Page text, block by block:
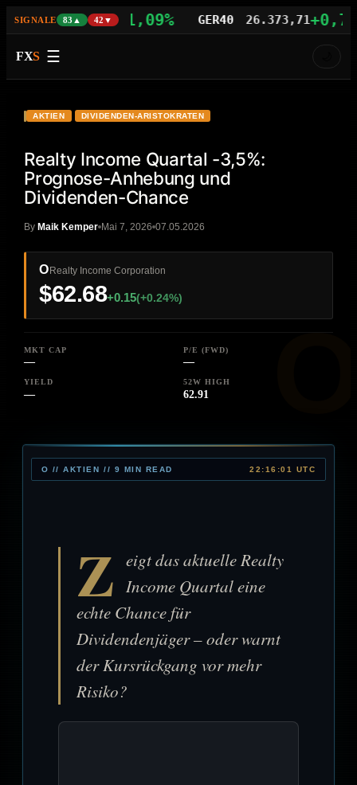
SIGNALE 83▲ 42▼
29.742,21+1,09% GER40 26.373,71+0,77%
FXS ☰
O
AKTIEN DIVIDENDEN-ARISTOKRATEN
Realty Income Quartal -3,5%:
Prognose-Anhebung und
Dividenden-Chance
ByMaik Kemper Mai 7, 2026 07.05.2026
O Realty Income Corporation
$62.68+0.15(+0.24%)
MKT CAP
—
P/E (FWD)
—
YIELD
—
52W HIGH
62.91
O // AKTIEN // 9 MIN READ 22:16:01 UTC
Z eigt das aktuelle Realty
Income Quartal eine
echte Chance für
Dividendenjäger – oder warnt
der Kursrückgang vor mehr
Risiko?